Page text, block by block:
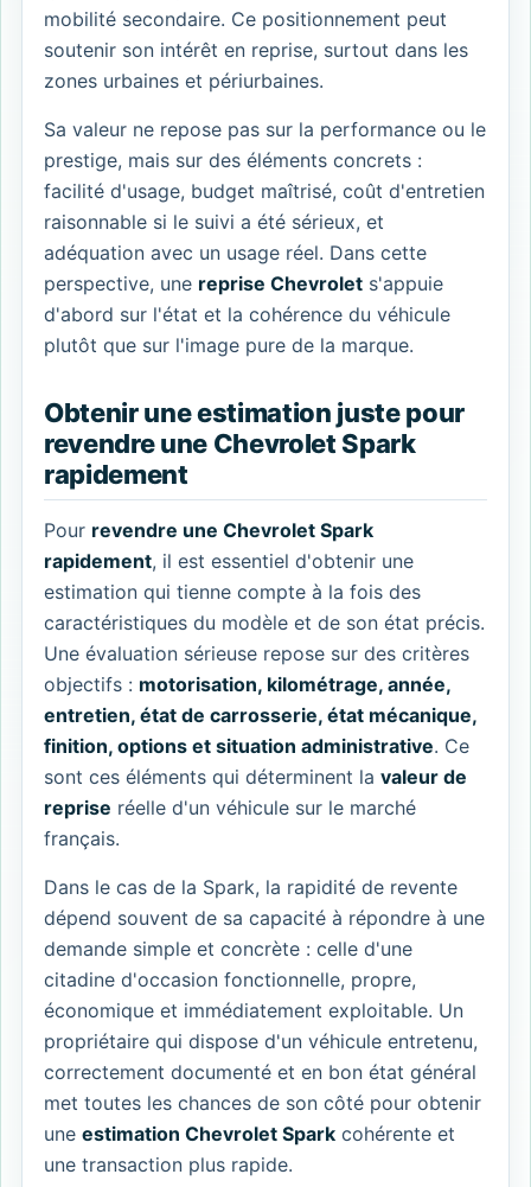
mobilité secondaire. Ce positionnement peut
soutenir son intérêt en reprise, surtout dans les
zones urbaines et périurbaines.
Sa valeur ne repose pas sur la performance ou le
prestige, mais sur des éléments concrets :
facilité d'usage, budget maîtrisé, coût d'entretien
raisonnable si le suivi a été sérieux, et
adéquation avec un usage réel. Dans cette
perspective, une reprise Chevrolet s'appuie
d'abord sur l'état et la cohérence du véhicule
plutôt que sur l'image pure de la marque.
Obtenir une estimation juste pour
revendre une Chevrolet Spark
rapidement
Pour revendre une Chevrolet Spark
rapidement, il est essentiel d'obtenir une
estimation qui tienne compte à la fois des
caractéristiques du modèle et de son état précis.
Une évaluation sérieuse repose sur des critères
objectifs : motorisation, kilométrage, année,
entretien, état de carrosserie, état mécanique,
finition, options et situation administrative. Ce
sont ces éléments qui déterminent la valeur de
reprise réelle d'un véhicule sur le marché
français.
Dans le cas de la Spark, la rapidité de revente
dépend souvent de sa capacité à répondre à une
demande simple et concrète : celle d'une
citadine d'occasion fonctionnelle, propre,
économique et immédiatement exploitable. Un
propriétaire qui dispose d'un véhicule entretenu,
correctement documenté et en bon état général
met toutes les chances de son côté pour obtenir
une estimation Chevrolet Spark cohérente et
une transaction plus rapide.